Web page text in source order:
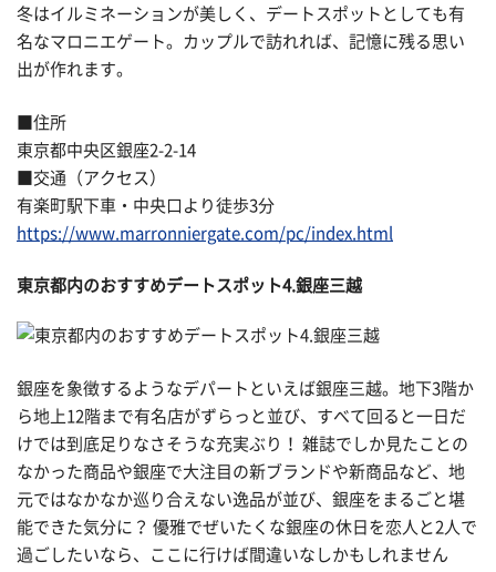
冬はイルミネーションが美しく、デートスポットとしても有
名なマロニエゲート。カップルで訪れれば、記憶に残る思い
出が作れます。
■住所
東京都中央区銀座2-2-14
■交通（アクセス）
有楽町駅下車・中央口より徒歩3分
https://www.marronniergate.com/pc/index.html
東京都内のおすすめデートスポット4.銀座三越
銀座を象徴するようなデパートといえば銀座三越。地下3階か
ら地上12階まで有名店がずらっと並び、すべて回ると一日だ
けでは到底足りなさそうな充実ぶり！ 雑誌でしか見たことの
なかった商品や銀座で大注目の新ブランドや新商品など、地
元ではなかなか巡り合えない逸品が並び、銀座をまるごと堪
能できた気分に？ 優雅でぜいたくな銀座の休日を恋人と2人で
過ごしたいなら、ここに行けば間違いなしかもしれません